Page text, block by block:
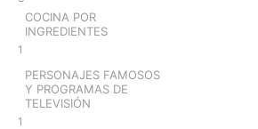
COCINA POR
INGREDIENTES
1
PERSONAJES FAMOSOS
Y PROGRAMAS DE
TELEVISIÓN
1